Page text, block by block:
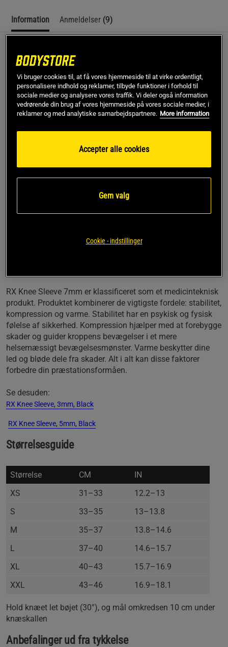
Information Anmeldelser (9)
RX Knee Sleeve, 7mm, Black
Stabil knæstøtte fra populære Rehband! Stærk kompression
og ergonomisk design. Perfekt for atleter med høje krav!
Stabiliserende knæstøtte i ekstra smidigt design
Passer perfekt til funktionel træning og andre
bevægelseskrævende aktiviteter
Sidder på plads under træningen
Konstruktionen af produktet er baseret på et unikt patent for
følger kroppens bevægelser. Knæstøtten hjælper din krop
RX Knee Sleeve 7mm er klassificeret som et medicinteknisk
produkt. Produktet kombinerer de vigtigste fordele: stabilitet,
kompression og varme. Stabilitet har en psykisk og fysisk
følelse af sikkerhed. Kompression hjælper med at forebygge
skader og guider kroppens bevægelser i et mere
helsemæssigt bevægelsesmønster. Varme beskytter dine
led og bløde dele fra skader. Alt i alt kan disse faktorer
forbedre din præstationsformåen.
Se desuden:
RX Knee Sleeve, 3mm, Black
RX Knee Sleeve, 5mm, Black
Størrelsesguide
Størrelse CM
IN
XS
31–33
12.2–13
S
33–35
13–13.8
M
35–37
13.8–14.6
L
37–40
14.6–15.7
XL
40–43
15.7–16.9
XXL
43–46 16.9–18.1
Hold knæet let bøjet (30°), og mål omkredsen 10 cm under
knæskallen
Anbefalinger ud fra tykkelse
Vi bruger cookies til, at få vores hjemmeside til at virke ordentligt,
personalisere indhold og reklamer, tilbyde funktioner i forhold til
sociale medier og analysere vores traffik. Vi deler også information
vedrørende din brug af vores hjemmeside på vores sociale medier, i
reklamer og med analytiske samarbejdspartnere. More information
Accepter alle cookies
Gem valg
Cookie - indstillinger